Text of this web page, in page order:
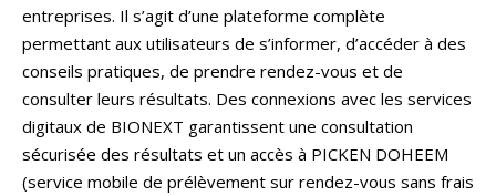
entreprises. Il s’agit d’une plateforme complète
permettant aux utilisateurs de s’informer, d’accéder à des
conseils pratiques, de prendre rendez-vous et de
consulter leurs résultats. Des connexions avec les services
digitaux de BIONEXT garantissent une consultation
sécurisée des résultats et un accès à PICKEN DOHEEM
(service mobile de prélèvement sur rendez-vous sans frais